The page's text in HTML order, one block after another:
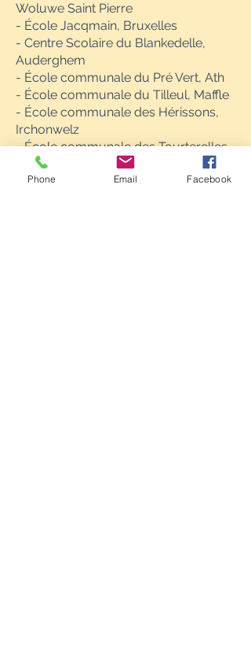
Woluwe Saint Pierre
- École Jacqmain, Bruxelles
- Centre Scolaire du Blankedelle,
Auderghem
- École communale du Pré Vert, Ath
- École communale du Tilleul, Maffle
- École communale des Hérissons,
Irchonwelz
-Écolecommunale des Tourterelles,
Rebaix
- École des Pensées, Meslin l'Eveque
Phone Email Facebook